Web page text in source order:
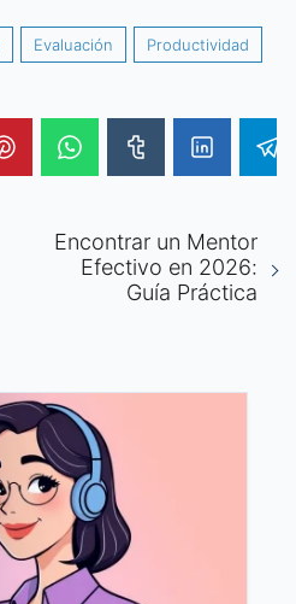
Evaluación Productividad
Encontrar un Mentor
Efectivo en 2026:
Guía Práctica